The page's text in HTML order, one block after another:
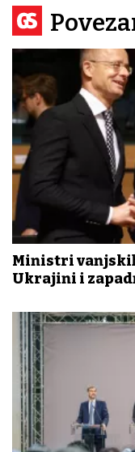
Ministri
Ukrajini i